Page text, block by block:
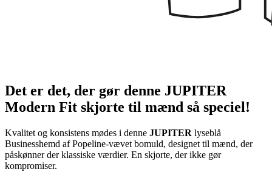
Det er det, der gør denne JUPITER
Modern Fit skjorte til mænd så speciel!
Kvalitet og konsistens mødes i denne JUPITER lyseblå
Businesshemd af Popeline-vævet bomuld, designet til mænd, der
påskønner der klassiske værdier. En skjorte, der ikke gør
kompromiser.